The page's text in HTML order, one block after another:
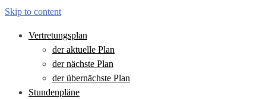
Skip to content
Vertretungsplan
der aktuelle Plan
der nächste Plan
der übernächste Plan
Stundenpläne